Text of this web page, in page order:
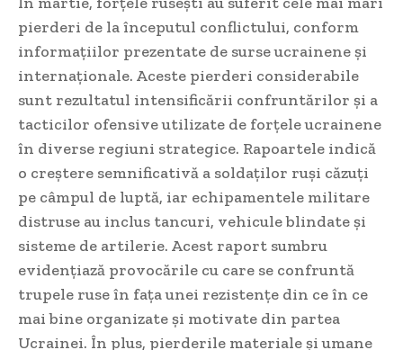
pierderi de la începutul conflictului, conform
informațiilor prezentate de surse ucrainene și
internaționale. Aceste pierderi considerabile
sunt rezultatul intensificării confruntărilor și a
tacticilor ofensive utilizate de forțele ucrainene
în diverse regiuni strategice. Rapoartele indică
o creștere semnificativă a soldaților ruși căzuți
pe câmpul de luptă, iar echipamentele militare
distruse au inclus tancuri, vehicule blindate și
sisteme de artilerie. Acest raport sumbru
evidențiază provocările cu care se confruntă
trupele ruse în fața unei rezistențe din ce în ce
mai bine organizate și motivate din partea
Ucrainei. În plus, pierderile materiale și umane